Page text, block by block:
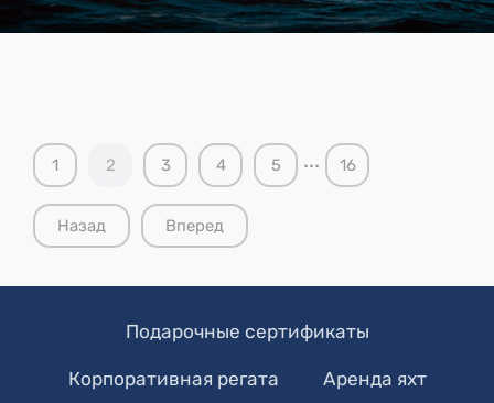
1 2 3 4 5 ... 16
Назад Вперед
Подарочные сертификаты
Корпоративная регата Аренда яхт